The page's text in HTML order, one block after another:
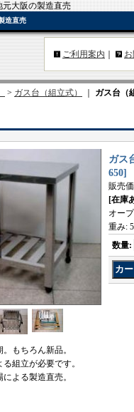
大阪の製造直売
造直売
ご利用案内
> ガス台（組立式） ガス台（
ガス
650]
販売
[在庫
オー
重み:
数量:
もちろん新品。
組立が必要です。
よる製造直売。